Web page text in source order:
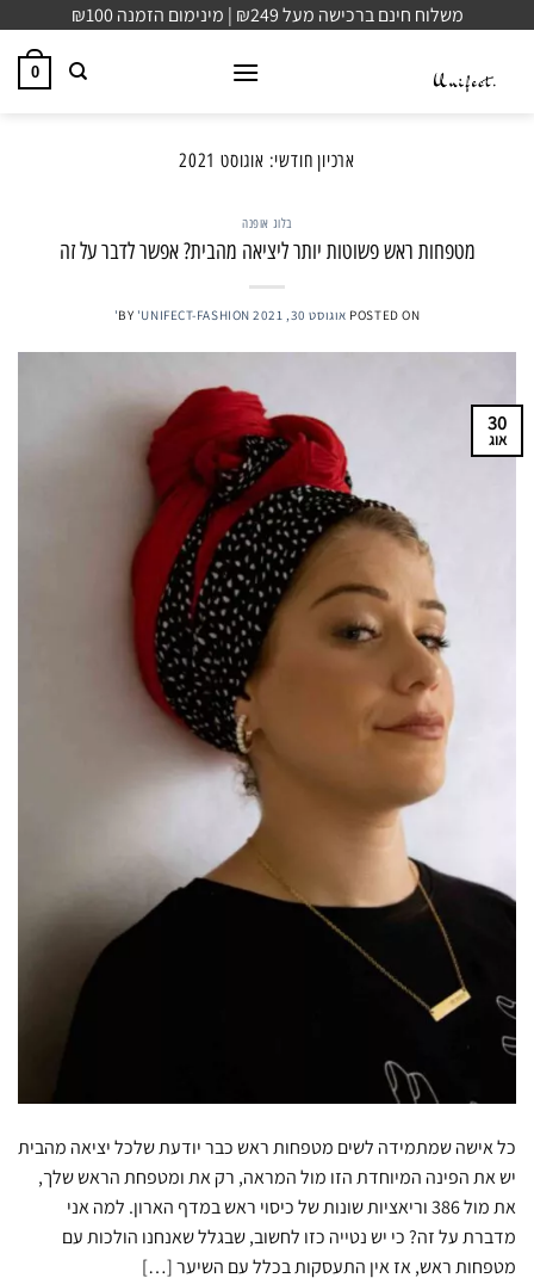
content
משלוח חינם ברכישה מעל ₪249 | מינימום הזמנה ₪100
0
ארכיון חודשי: אוגוסט 2021
בלוג אופנה
מטפחות ראש פשוטות יותר ליציאה מהבית? אפשר לדבר על זה
POSTED ON אוגוסט 30, 2021 BY 'UNIFECT-FASHION'
30
אוג
כל אישה שמתמידה לשים מטפחות ראש כבר יודעת שלכל יציאה מהבית
יש את הפינה המיוחדת הזו מול המראה, רק את ומטפחת הראש שלך,
את מול 386 וריאציות שונות של כיסוי ראש במדף הארון. למה אני
מדברת על זה? כי יש נטייה כזו לחשוב, שבגלל שאנחנו הולכות עם
מטפחות ראש, אז אין התעסקות בכלל עם השיער […]